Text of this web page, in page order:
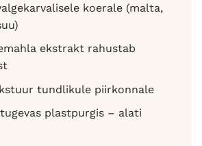
koerale (malta,
ekstrakt rahustab
tundlikule piirkonnale
plastpurgis – alati